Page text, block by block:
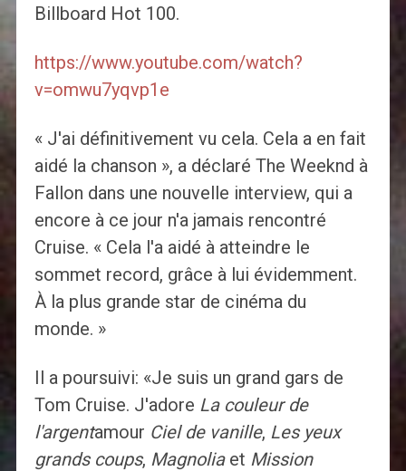
Billboard Hot 100.
https://www.youtube.com/watch?
v=omwu7yqvp1e
« J'ai définitivement vu cela. Cela a en fait
aidé la chanson », a déclaré The Weeknd à
Fallon dans une nouvelle interview, qui a
encore à ce jour n'a jamais rencontré
Cruise. « Cela l'a aidé à atteindre le
sommet record, grâce à lui évidemment.
À la plus grande star de cinéma du
monde. »
Il a poursuivi: «Je suis un grand gars de
Tom Cruise. J'adore La couleur de
l'argentamour Ciel de vanille, Les yeux
grands coups, Magnoliaet Mission